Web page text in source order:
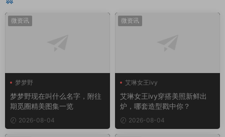
微资讯
梦梦野
梦梦野现在叫什么名字，附往
期觅圈精美图集一览
2026-08-04
微资讯
艾琳女王ivy
艾琳女王ivy穿搭美照新鲜出
炉，哪套造型戳中你？
2026-08-04